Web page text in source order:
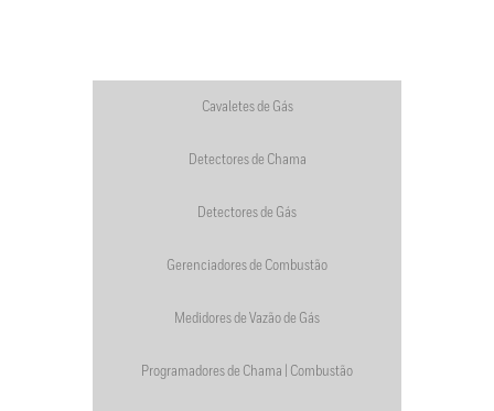
Cavaletes de Gás
Detectores de Chama
Detectores de Gás
Gerenciadores de Combustão
Medidores de Vazão de Gás
Programadores de Chama | Combustão